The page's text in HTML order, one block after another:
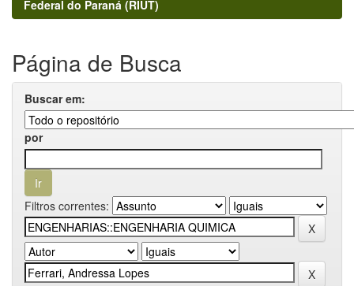
Federal do Paraná (RIUT)
Página de Busca
Buscar em:
por
Filtros correntes: